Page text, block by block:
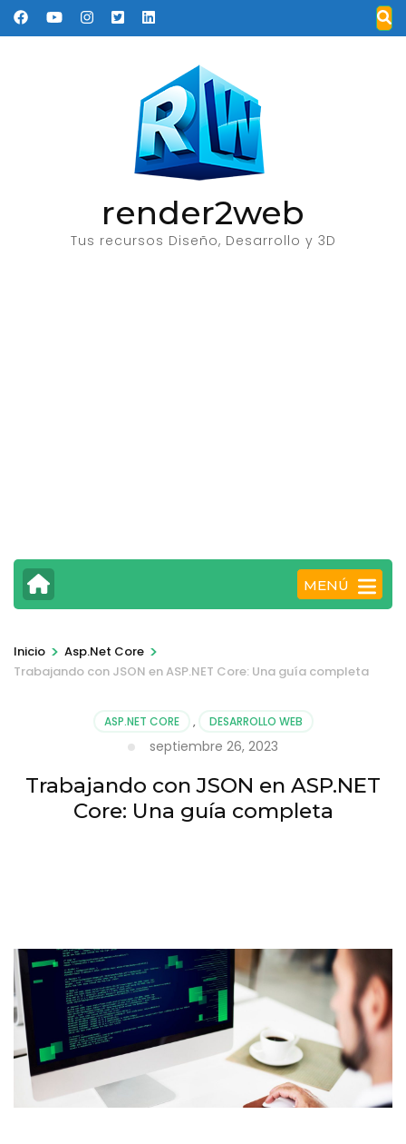
Saltar
al
render2web
Tus recursos Diseño, Desarrollo y 3D
MENÚ
Inicio > Asp.Net Core >
Trabajando con JSON en ASP.NET Core: Una guía completa
ASP.NET CORE , DESARROLLO WEB
septiembre 26, 2023
Trabajando con JSON en ASP.NET
Core: Una guía completa